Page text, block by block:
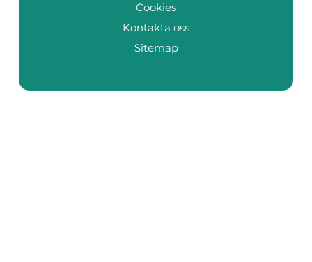
Cookies
Kontakta oss
Sitemap